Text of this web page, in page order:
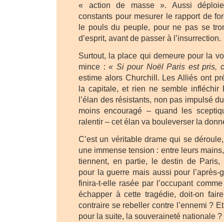
« action de masse ». Aussi
constants pour mesurer le rapport de
le pouls du peuple, pour ne pas se
d’esprit, avant de passer à l’insurrection.
Surtout, la place qui demeure pour la
mince :« Si pour Noël Paris est pris,
estime alors Churchill. Les Alliés ont
la capitale, et rien ne semble infléchir
l’élan des résistants, non pas impulsé
moins encouragé – quand les
ralentir – cet élan va bouleverser la
C’est un véritable drame qui se
une immense tension : entre leurs
tiennent, en partie, le destin de
pour la guerre mais aussi pour l’après-
finira-t-elle rasée par l’occupant
échapper à cette tragédie, doit-on
contraire se rebeller contre l’ennemi ?
pour la suite, la souveraineté nationale ?